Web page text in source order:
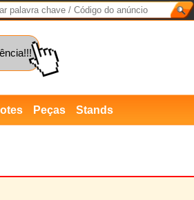
Peças Stands